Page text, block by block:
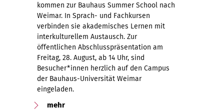
kommen zur Bauhaus Summer School nach
Weimar. In Sprach- und Fachkursen
verbinden sie akademisches Lernen mit
interkulturellem Austausch. Zur
öffentlichen Abschlusspräsentation am
Freitag, 28. August, ab 14 Uhr, sind
Besucher*innen herzlich auf den Campus
der Bauhaus-Universität Weimar
eingeladen.
mehr